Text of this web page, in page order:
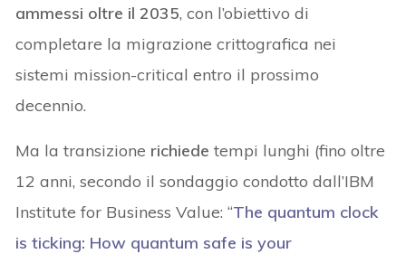
ammessi oltre il 2035, con l’obiettivo di
completare la migrazione crittografica nei
sistemi mission-critical entro il prossimo
decennio.
Ma la transizione richiedetempi lunghi (fino oltre
12 anni, secondo il sondaggio condotto dall’IBM
Institute for Business Value: “The quantum clock
is ticking: How quantum safe is your